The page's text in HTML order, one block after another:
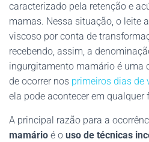
caracterizado pela retenção e
mamas. Nessa situação, o leite
viscoso por conta de
recebendo, assim, a
ingurgitamento mamário é uma
de ocorrer nos primeiros dias de
ela pode acontecer em
A principal razão para a
mamário é o uso de técnicas